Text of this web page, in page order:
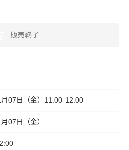
販売終了
07日（金）11:00-12:00
07日（金）